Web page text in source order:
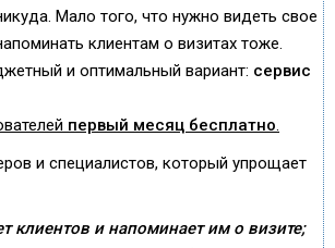
Мало того, что нужно видеть свое
клиентам о визитах тоже.
и оптимальный вариант: сервис
первый месяц бесплатно.
и специалистов, который упрощает
клиентов и напоминает им о визите;